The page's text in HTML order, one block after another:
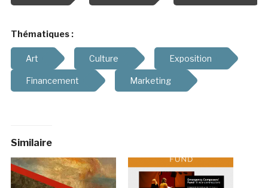
Thématiques :
Art Culture Exposition
Financement Marketing
Similaire